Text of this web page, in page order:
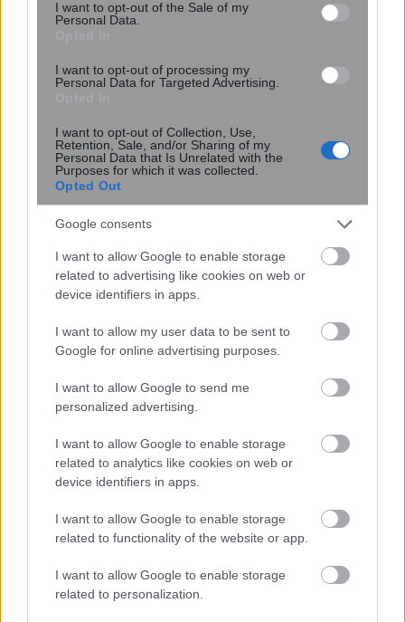
I want to opt-out of the Sale of my
Personal Data.
I want to opt-out of processing my
Personal Data for Targeted Advertising.
I want to opt-out of Collection, Use,
Retention, Sale, and/or Sharing of my
Personal Data that Is Unrelated with the
Purposes for which it was collected.
Opted Out
Google consents
I want to allow Google to enable storage
related to advertising like cookies on web or
device identifiers in apps.
I want to allow my user data to be sent to
Google for online advertising purposes.
I want to allow Google to send me
personalized advertising.
I want to allow Google to enable storage
related to analytics like cookies on web or
device identifiers in apps.
I want to allow Google to enable storage
related to functionality of the website or app.
I want to allow Google to enable storage
related to personalization.
σας χειραγωγήσουν
Κουίζ: Πόσο καλός είσαι στην
γνώσεις σου και κάνε το 3 στα 3